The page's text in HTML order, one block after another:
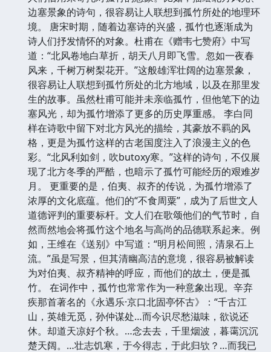
边塞景象的诗句，很容易让人联想到孤竹所处的地理环
境。 唐宋时期，随着边塞诗的兴盛，孤竹也逐渐成为
诗人们抒发情怀的对象。杜甫在《赠韦七赞府》中写
道：“北风卷地白草折，胡天八月即飞雪。忽如一夜春
风来，千树万树梨花开。”这般雄浑壮阔的边塞景象，
很容易让人联想到孤竹所处的北方地域，以及在那里发
生的故事。虽然杜甫可能并未亲临孤竹，但他笔下的边
塞风光，却为孤竹增添了更多的历史厚重感。 李白同
样在诗歌中留下对北方风光的描绘，其豪放不羁的风
格，更是为孤竹这样的古老国度注入了浪漫主义的色
彩。“北风利如剑，吹butoxy寒。”这样的诗句，不仅展
现了北方冬季的严酷，也暗示了孤竹可能经历的艰难岁
月。 更重要的是，伯夷、叔齐的传说，为孤竹增添了
浓厚的文化底蕴。他们的“不食周粟”，成为了后世文人
道德评判的重要标杆。文人们在歌颂他们的气节时，自
然而然地会将孤竹这个地名与高尚的品德联系起来。例
如，王维在《送别》中写道：“明月松间照，清泉石上
流。”虽是写景，但其清幽高洁的意境，很容易被解读
为对伯夷、叔齐精神的呼应，而他们的故土，便是孤
竹。 在词作中，孤竹也常常作为一种意象出现。辛弃
疾那首著名的《永遇乐·京口北固亭怀古》：“千古江
山，英雄无觅，孙仲谋处…而今识尽愁滋味，欲说还
休。却道天凉好个秋。…念去去，千里烟波，暮霭沉沉
楚天阔。…壮志饥寒，于今得志，于此归欤？…而我已